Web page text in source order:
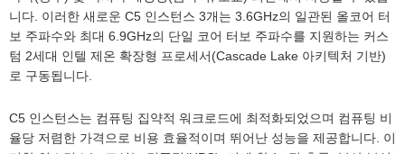
니다. 이러한 새로운 C5 인스턴스 3개는 3.6GHz의 일관된 올코어 터
보 주파수와 최대 6.9GHz의 단일 코어 터보 주파수를 지원하는 커스
텀 2세대 인텔 제온 확장형 프로세서(Cascade Lake 아키텍처 기반)
로 구동됩니다.
C5 인스턴스는 컴퓨팅 집약적 워크로드에 최적화되었으며 컴퓨팅 비
율당 저렴한 가격으로 비용 효율적이며 뛰어난 성능을 제공합니다. 이